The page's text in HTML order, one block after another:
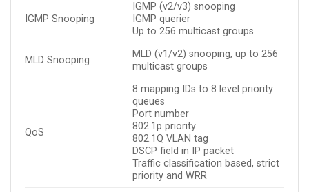
IGMP Snooping
IGMP (v2/v3) snooping
IGMP querier
Up to 256 multicast groups
MLD Snooping
MLD (v1/v2) snooping, up to 256
multicast groups
QoS
8 mapping IDs to 8 level priority
queues
Port number
802.1p priority
802.1Q VLAN tag
DSCP field in IP packet
Traffic classification based, strict
priority and WRR